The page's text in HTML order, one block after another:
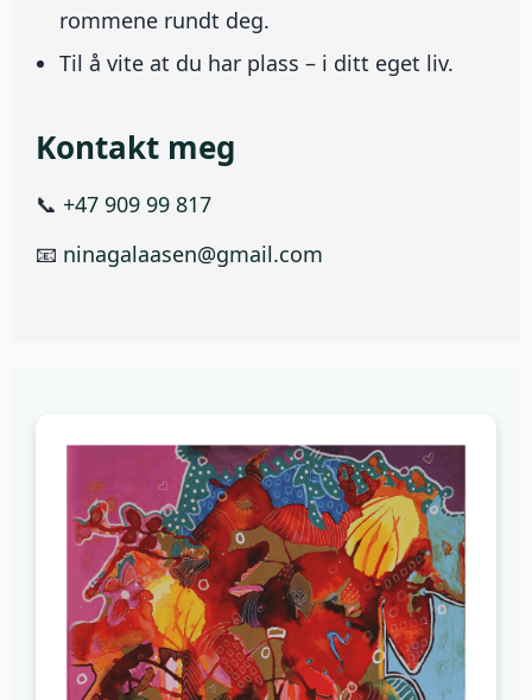
rommene rundt deg.
Til å vite at du har plass – i ditt eget liv.
Kontakt meg
📞 +47 909 99 817
📧 ninagalaasen@gmail.com